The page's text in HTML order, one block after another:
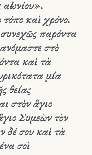
καὶ χρόνο.
παρόντα
στὸ
καὶ τὰ
μία
θείας
στὸν ἅγιο
Συμεὼν τὸν
δέ σου καὶ τὰ
σοὶ